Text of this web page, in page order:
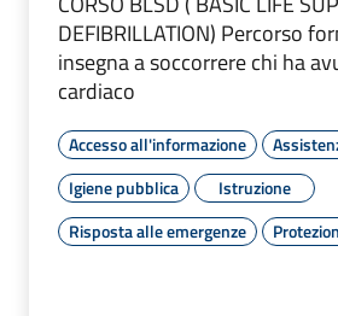
DEFIBRILLATION) Percorso
insegna a soccorrere chi ha
cardiaco
Accesso all'informazione
Igiene pubblica
Istruzione
Risposta alle emergenze